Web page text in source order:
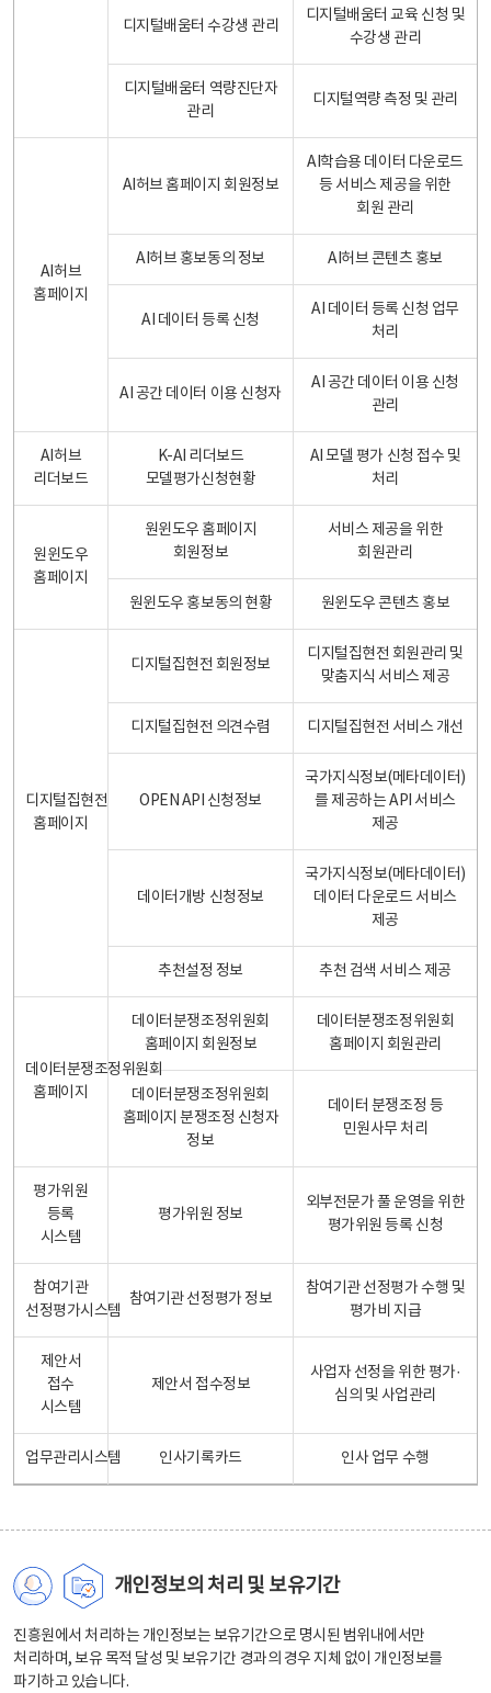
디지털배움터 수강생 관리
디지털배움터 교육 신청 및
수강생 관리
디지털배움터 역량진단자
관리
디지털역량 측정 및 관리
AI허브
홈페이지
AI허브 홈페이지 회원정보
AI학습용 데이터 다운로드
등 서비스 제공을 위한
회원 관리
AI허브 홍보동의 정보 AI허브 콘텐츠 홍보
AI 데이터 등록 신청
AI 데이터 등록 신청 업무
처리
AI 공간 데이터 이용 신청자
AI 공간 데이터 이용 신청
관리
AI허브
리더보드
K-AI 리더보드
모델평가신청현황
AI 모델 평가 신청 접수 및
처리
원윈도우
홈페이지
원윈도우 홈페이지
회원정보
서비스 제공을 위한
회원관리
원윈도우 홍보동의 현황 원윈도우 콘텐츠 홍보
디지털집현전
홈페이지
디지털집현전 회원정보
디지털집현전 회원관리 및
맞춤지식 서비스 제공
디지털집현전 의견수렴 디지털집현전 서비스 개선
OPEN API 신청정보
국가지식정보(메타데이터)
를 제공하는 API 서비스
제공
데이터개방 신청정보
국가지식정보(메타데이터)
데이터 다운로드 서비스
제공
추천설정 정보 추천 검색 서비스 제공
데이터분쟁조정위원회
홈페이지
데이터분쟁조정위원회
홈페이지 회원정보
데이터분쟁조정위원회
홈페이지 회원관리
데이터분쟁조정위원회
홈페이지 분쟁조정 신청자
정보
데이터 분쟁조정 등
민원사무 처리
평가위원
등록
시스템
평가위원 정보
외부전문가 풀 운영을 위한
평가위원 등록 신청
참여기관
선정평가시스템
참여기관 선정평가 정보
참여기관 선정평가 수행 및
평가비 지급
제안서
접수
시스템
제안서 접수정보
사업자 선정을 위한 평가·
심의 및 사업관리
업무관리시스템 인사기록카드 인사 업무 수행
개인정보의 처리 및 보유기간
진흥원에서 처리하는 개인정보는 보유기간으로 명시된 범위내에서만
처리하며, 보유 목적 달성 및 보유기간 경과의 경우 지체 없이 개인정보를
파기하고 있습니다.